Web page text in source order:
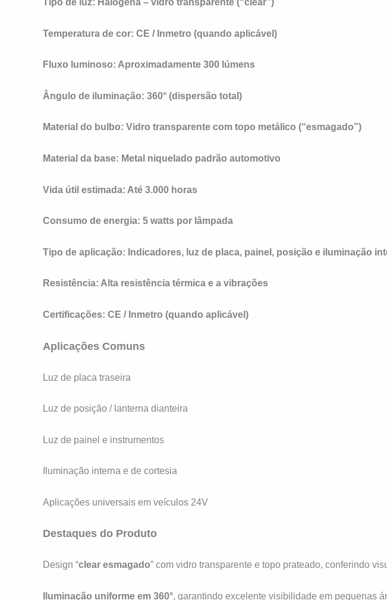
Tipo de luz: Halógena – vidro transparente (“clear”)
Temperatura de cor: CE / Inmetro (quando aplicável)
Fluxo luminoso: Aproximadamente 300 lúmens
Ângulo de iluminação: 360° (dispersão total)
Material do bulbo: Vidro transparente com topo metálico (“esmagado”)
Material da base: Metal niquelado padrão automotivo
Vida útil estimada: Até 3.000 horas
Consumo de energia: 5 watts por lâmpada
Tipo de aplicação: Indicadores, luz de placa, painel, posição e iluminação
Resistência: Alta resistência térmica e a vibrações
Certificações: CE / Inmetro (quando aplicável)
Aplicações Comuns
Luz de placa traseira
Luz de posição / lanterna dianteira
Luz de painel e instrumentos
Iluminação interna e de cortesia
Aplicações universais em veículos 24V
Destaques do Produto
Design “clear esmagado” com vidro transparente e topo prateado, conferindo
Iluminação uniforme em 360°, garantindo excelente visibilidade em pequenas